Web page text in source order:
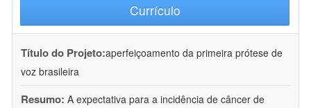
Currículo
Título do Projeto:aperfeiçoamento da primeira prótese de
voz brasileira
Resumo: A expectativa para a incidência de câncer de